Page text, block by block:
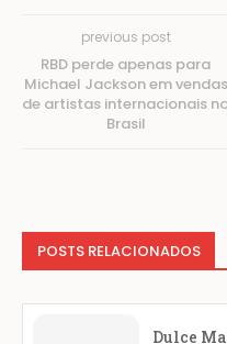
previous post
RBD perde apenas para
Michael Jackson em vendas
de artistas internacionais
Brasil
POSTS RELACIONADOS
Dulce